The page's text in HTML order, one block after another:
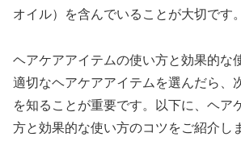
オイル）を含んでいることが大切です。
ヘアケアアイテムの使い方と効果的な
適切なヘアケアアイテムを選んだら、
を知ることが重要です。以下に、ヘア
方と効果的な使い方のコツをご紹介し